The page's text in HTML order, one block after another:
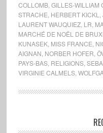
COLLOMB, GILLES-WILLIAM
STRACHE HERBERT KICKL
LAURENT WAUQUIEZ, LR
MARCHÉ DE NOËL DE
KUNASEK, MISS FRANCE
AIGNAN NORBER HOFER
PAYS-BAS, RELIGIONS,
VIRGINIE CALMELS,